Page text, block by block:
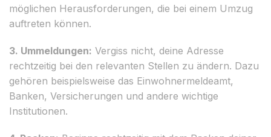
möglichen Herausforderungen, die bei einem Umzug
auftreten können.
3. Ummeldungen: Vergiss nicht, deine Adresse
rechtzeitig bei den relevanten Stellen zu ändern. Dazu
gehören beispielsweise das Einwohnermeldeamt,
Banken, Versicherungen und andere wichtige
Institutionen.